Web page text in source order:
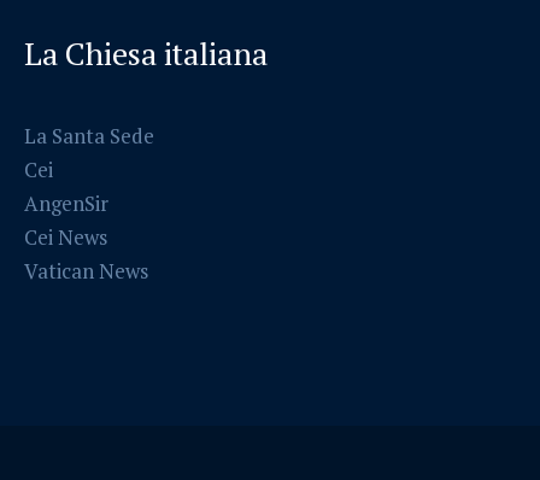
La Chiesa italiana
La Santa Sede
Cei
AngenSir
Cei News
Vatican News